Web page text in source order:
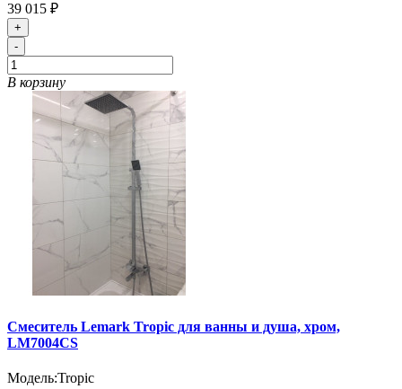
39 015 ₽
+
-
В корзину
Смеситель Lemark Tropic для ванны и душа, хром,
LM7004СS
Модель:Tropic